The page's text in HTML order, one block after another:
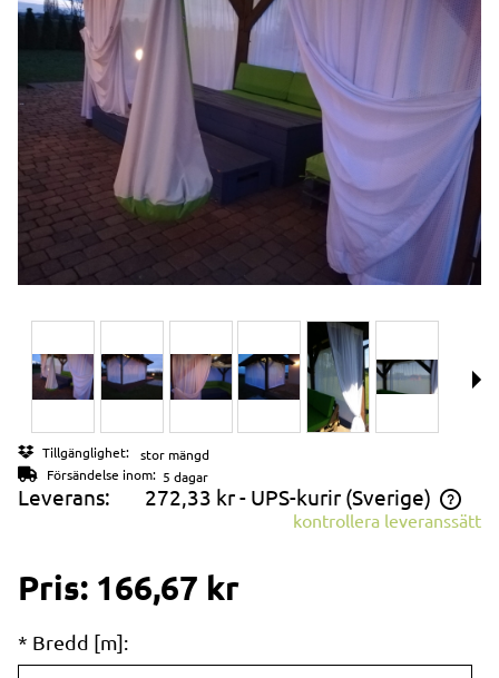
Tillgänglighet:
stor mängd
Försändelse inom: 5 dagar
Leverans: 272,33 kr- UPS-kurir (Sverige)
Priset inkluderar inte eventuella betalningsavgifterkontrollera leveranssätt
Pris: 166,67 kr
* Bredd [m]: